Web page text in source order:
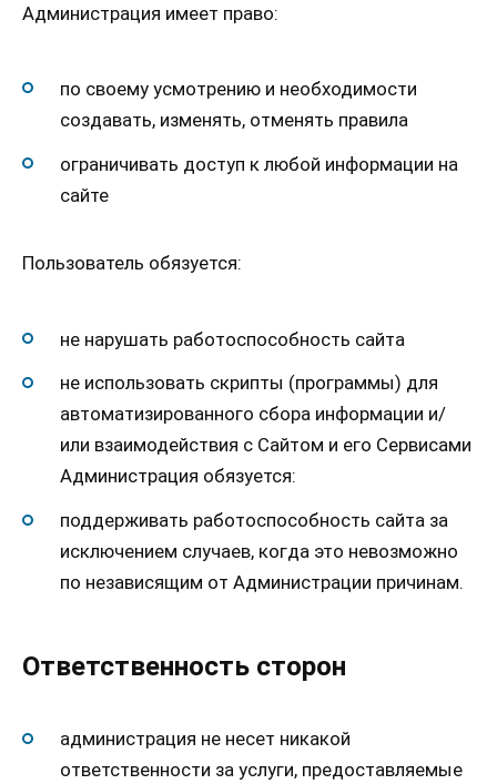
Администрация имеет право:
по своему усмотрению и необходимости
создавать, изменять, отменять правила
ограничивать доступ к любой информации на
сайте
Пользователь обязуется:
не нарушать работоспособность сайта
не использовать скрипты (программы) для
автоматизированного сбора информации и/
или взаимодействия с Сайтом и его Сервисами
Администрация обязуется:
поддерживать работоспособность сайта за
исключением случаев, когда это невозможно
по независящим от Администрации причинам.
Ответственность сторон
администрация не несет никакой
ответственности за услуги, предоставляемые